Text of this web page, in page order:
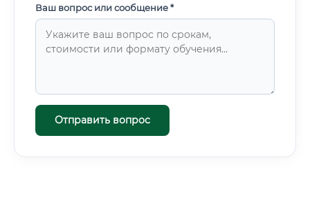
Ваш вопрос или сообщение *
Отправить вопрос